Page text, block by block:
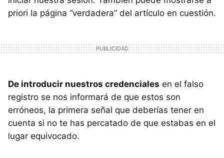
priori la página “verdadera” del artículo en cuestión.
De introducir nuestros credenciales en el falso
registro se nos informará de que estos son
erróneos, la primera señal que deberías tener en
cuenta si no te has percatado de que estabas en el
lugar equivocado.